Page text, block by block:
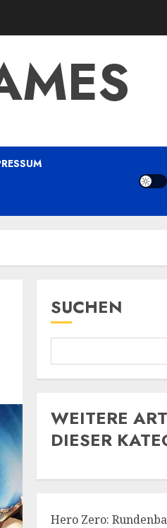
SUCHEN
WEITERE
DIESER
Hero Zero: